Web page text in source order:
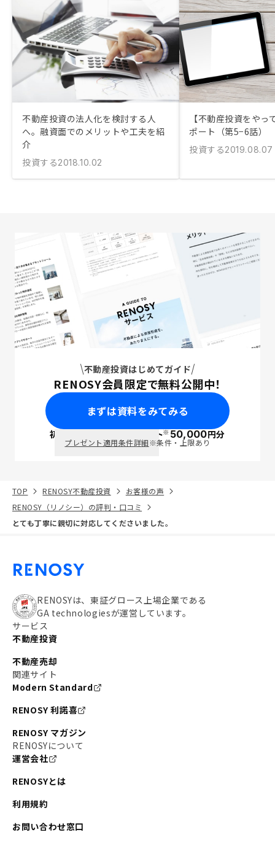
不動産投資の法人化を検討する人
へ。融資面でのメリットや工夫を紹
介
投資する2018.10.02
【不動産投資をやっ
ポート（第5−6話）
投資する2019.08.07
不動産投資はじめてガイド
RENOSY会員限定で無料公開中！
まずは資料をみてみる
初回面談で ポイント※50,000円分
プレゼント適用条件詳細※条件・上限あり
TOP RENOSY不動産投資
お客様の声
RENOSY（リノシー）の評判・口コミ
とても丁寧に親切に対応してくださいました。
RENOSYは、東証グロース上場企業である
GA technologiesが運営しています。
サービス
不動産投資
不動産売却
関連サイト
Modern Standard
RENOSY 利諾喜
RENOSY マガジン
RENOSYについて
運営会社
RENOSYとは
利用規約
お問い合わせ窓口